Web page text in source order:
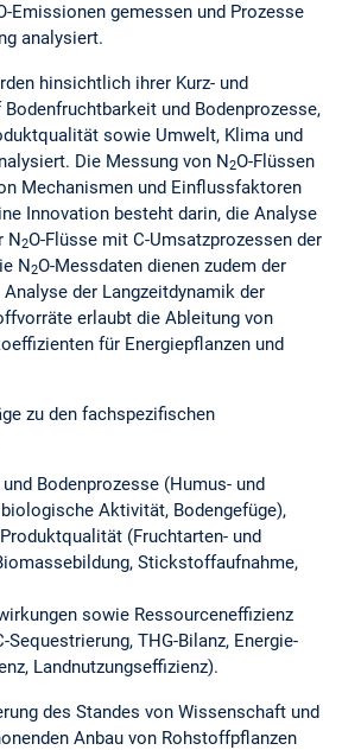
Emissionen gemessen und Prozesse
analysiert.
hinsichtlich ihrer Kurz- und
und Bodenprozesse,
sowie Umwelt, Klima und
Die Messung von N2O-Flüssen
Mechanismen und Einflussfaktoren
Innovation besteht darin, die Analyse
N2O-Flüsse mit C-Umsatzprozessen der
N2O-Messdaten dienen zudem der
der Langzeitdynamik der
erlaubt die Ableitung von
für Energiepflanzen und
zu den fachspezifischen
Bodenprozesse (Humus- und
Aktivität, Bodengefüge),
(Fruchtarten- und
Stickstoffaufnahme,
sowie Ressourceneffizienz
Sequestrierung, THG-Bilanz, Energie-
Landnutzungseffizienz).
des Standes von Wissenschaft und
Anbau von Rohstoffpflanzen